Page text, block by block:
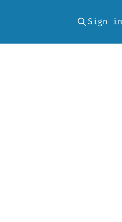
Sign in